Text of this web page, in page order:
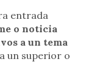
entrada
o noticia
a un tema
un superior o